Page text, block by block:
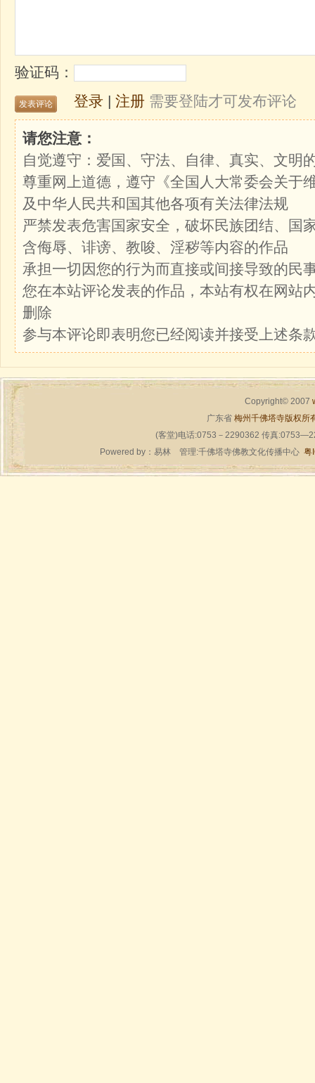
验证码：
登录 | 注册 需要登陆才可发布评论
请您注意：
自觉遵守：爱国、守法、自律、真实、文明
尊重网上道德，遵守《全国人大常委会关于
及中华人民共和国其他各项有关法律法规
严禁发表危害国家安全，破坏民族团结、国
含侮辱、诽谤、教唆、淫秽等内容的作品
承担一切因您的行为而直接或间接导致的民
您在本站评论发表的作品，本站有权在网站
删除
参与本评论即表明您已经阅读并接受上述条
Copyright© 2007
广东省 梅州千佛塔寺版权所
(客堂)电话:0753－2290362 传真
Powered by： 易林管理:千佛塔寺佛教文化传播中心 粤